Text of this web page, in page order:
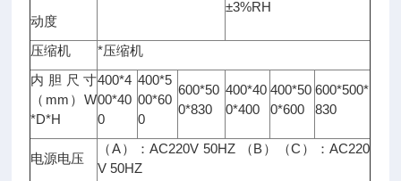
动度
±3%RH
压缩机
*压缩机
内胆尺寸
（mm）W
*D*H
400*4
00*40
0
400*5
00*60
0
600*50
0*830
400*40
0*400
400*50
0*600
600*500*
830
电源电压
（A）：AC220V 50HZ （B）（C）：AC220
V 50HZ